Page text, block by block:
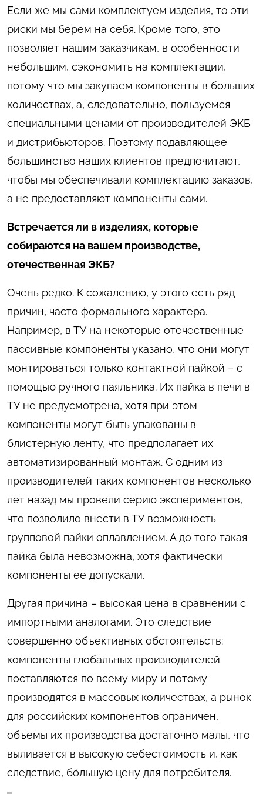
Если же мы сами комплектуем изделия, то эти
риски мы берем на себя. Кроме того, это
позволяет нашим заказчикам, в особенности
небольшим, сэкономить на комплектации,
потому что мы закупаем компоненты в больших
количествах, а, следовательно, пользуемся
специальными ценами от производителей ЭКБ
и дистрибьюторов. Поэтому подавляющее
большинство наших клиентов предпочитают,
чтобы мы обеспечивали комплектацию заказов,
а не предоставляют компоненты сами.
Встречается ли в изделиях, которые
собираются на вашем производстве,
отечественная ЭКБ?
Очень редко. К сожалению, у этого есть ряд
причин, часто формального характера.
Например, в ТУ на некоторые отечественные
пассивные компоненты указано, что они могут
монтироваться только контактной пайкой – с
помощью ручного паяльника. Их пайка в печи в
ТУ не предусмотрена, хотя при этом
компоненты могут быть упакованы в
блистерную ленту, что предполагает их
автоматизированный монтаж. С одним из
производителей таких компонентов несколько
лет назад мы провели серию экспериментов,
что позволило внести в ТУ возможность
групповой пайки оплавлением. А до того такая
пайка была невозможна, хотя фактически
компоненты ее допускали.
Другая причина – высокая цена в сравнении с
импортными аналогами. Это следствие
совершенно объективных обстоятельств:
компоненты глобальных производителей
поставляются по всему миру и потому
производятся в массовых количествах, а рынок
для российских компонентов ограничен,
объемы их производства достаточно малы, что
выливается в высокую себестоимость и, как
следствие, бóльшую цену для потребителя.